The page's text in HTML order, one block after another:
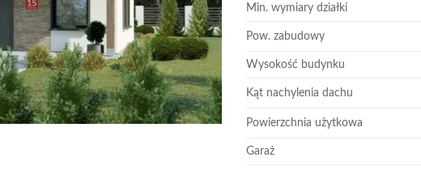
Min. wymiary działki
Pow. zabudowy
Wysokość budynku
Kąt nachylenia dachu
Powierzchnia użytkowa
Garaż